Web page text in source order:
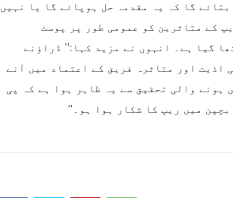
گا کہ یہ مقدمہ حل ہوپائے گا یا نہیں
کے متاثرین کو عمومی طور پر پوسٹ
گیا ہے۔ انہوں نے مزید کہا:’’ ڈراؤنے
اذیت اور متاثرہ فریق کے اعتماد میں آنے
ہونے والی تحقیق سے یہ ظاہر ہوا ہے کہ پی
میں ریپ کا شکار ہوا ہو۔‘‘